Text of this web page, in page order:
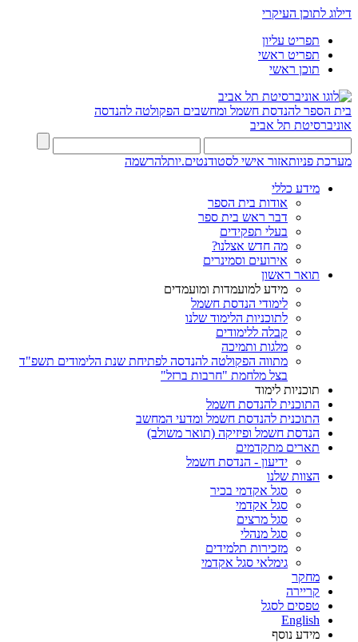
דילוג לתוכן העיקרי
תפריט עליון
תפריט ראשי
תוכן ראשי
בית הספר להנדסת חשמל ומחשבים הפקולטה להנדסה
אוניברסיטת תל אביב
מערכת פניותאזור אישי לסטודנטים.יותלהרשמה
מידע כללי
אודות בית הספר
דבר ראש בית ספר
בעלי תפקידים
מה חדש אצלנו?
אירועים וסמינרים
תואר ראשון
מידע למועמדות ומועמדים
לימודי הנדסת חשמל
לתוכניות הלימוד שלנו
קבלה ללימודים
מלגות ותמיכה
מתווה הפקולטה להנדסה לפתיחת שנת הלימודים תשפ"ד
בצל מלחמת "חרבות ברזל"
תוכניות לימוד
התוכנית להנדסת חשמל
התוכנית להנדסת חשמל ומדעי המחשב
הנדסת חשמל ופיזיקה (תואר משולב)
תארים מתקדמים
ידיעון - הנדסת חשמל
הצוות שלנו
סגל אקדמי בכיר
סגל אקדמי
סגל מרצים
סגל מנהלי
מזכירות תלמידים
גימלאי סגל אקדמי
מחקר
קריירה
טפסים לסגל
English
מידע נוסף